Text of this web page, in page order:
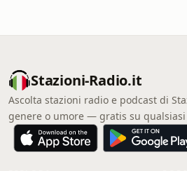
Stazioni-Radio.it
Ascolta stazioni radio e podcast di
genere o umore — gratis su